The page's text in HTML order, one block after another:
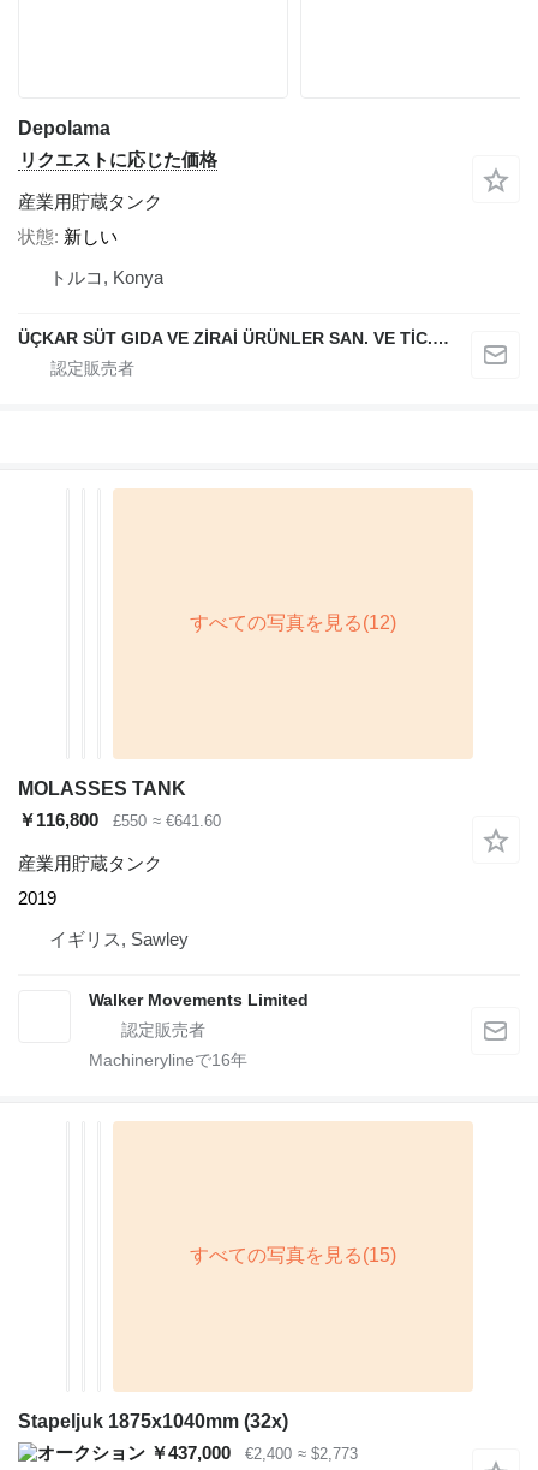
Depolama
リクエストに応じた価格
産業用貯蔵タンク
状態 新しい
トルコ, Konya
ÜÇKAR SÜT GIDA VE ZİRAİ ÜRÜNLER SAN. VE TİC. LTD. ŞTİ.
MOLASSES TANK
￥116,800
£550 ≈ €641.60
産業用貯蔵タンク
2019
イギリス, Sawley
Walker Movements Limited
Machinerylineで16年
Stapeljuk 1875x1040mm (32x)
￥437,000
€2,400 ≈ $2,773